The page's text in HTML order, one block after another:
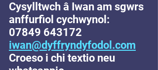
Cysylltwch â Iwan am sgwrs
anffurfiol cychwynol:
07849 643172
iwan@dyffryndyfodol.com
Croeso i chi textio neu